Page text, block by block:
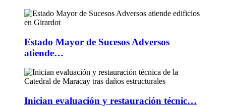
Estado Mayor de Sucesos Adversos
atiende…
Inician evaluación y restauración técnic…